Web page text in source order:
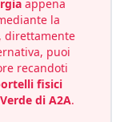
appena
la
, direttamente
puoi
recandoti
fisici
di A2A.